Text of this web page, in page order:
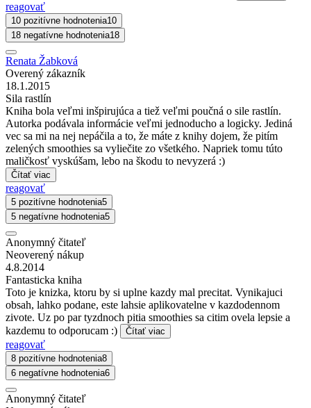
reagovať
10 pozitívne hodnotenia10
18 negatívne hodnotenia18
Renata Žabková
Overený zákazník
18.1.2015
Sila rastlín
Kniha bola veľmi inšpirujúca a tiež veľmi poučná o sile rastlín.
Autorka podávala informácie veľmi jednoducho a logicky. Jediná
vec sa mi na nej nepáčila a to, že máte z knihy dojem, že pitím
zelených smoothies sa vyliečite zo všetkého. Napriek tomu túto
maličkosť vyskúšam, lebo na škodu to nevyzerá :)
Čítať viac
reagovať
5 pozitívne hodnotenia5
5 negatívne hodnotenia5
Anonymný čitateľ
Neoverený nákup
4.8.2014
Fantasticka kniha
Toto je knizka, ktoru by si uplne kazdy mal precitat. Vynikajuci
obsah, lahko podane, este lahsie aplikovatelne v kazdodennom
zivote. Uz po par tyzdnoch pitia smoothies sa citim ovela lepsie a
kazdemu to odporucam :)
Čítať viac
reagovať
8 pozitívne hodnotenia8
6 negatívne hodnotenia6
Anonymný čitateľ